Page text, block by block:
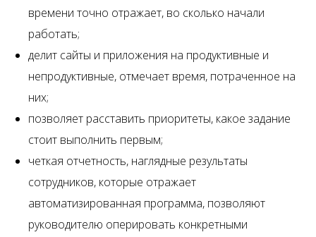
времени точно отражает, во сколько начали
работать;
делит сайты и приложения на продуктивные и
непродуктивные, отмечает время, потраченное на
них;
позволяет расставить приоритеты, какое задание
стоит выполнить первым;
четкая отчетность, наглядные результаты
сотрудников, которые отражает
автоматизированная программа, позволяют
руководителю оперировать конкретными